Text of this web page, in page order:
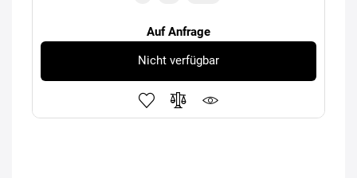
Auf Anfrage
Nicht verfügbar